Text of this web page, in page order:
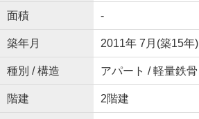
面積 -
築年月 2011年 7月(築15年)
種別 / 構造 アパート / 軽量鉄骨
階建 2階建